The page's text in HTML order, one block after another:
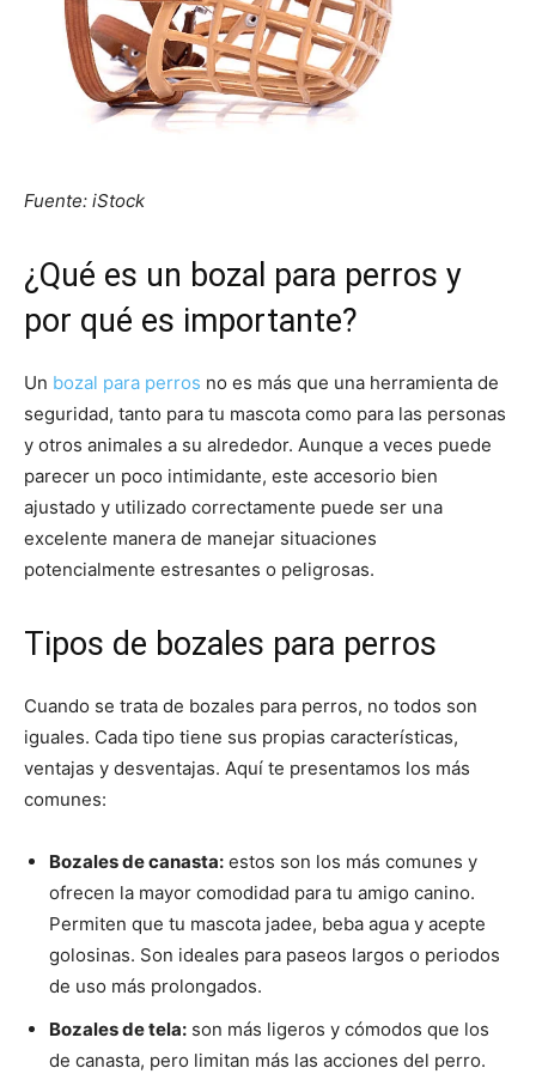
Fotos
Fuente: iStock
¿Qué es un bozal para perros y
por qué es importante?
Un bozal para perros no es más que una herramienta de
seguridad, tanto para tu mascota como para las personas
y otros animales a su alrededor. Aunque a veces puede
parecer un poco intimidante, este accesorio bien
ajustado y utilizado correctamente puede ser una
excelente manera de manejar situaciones
potencialmente estresantes o peligrosas.
Tipos de bozales para perros
Cuando se trata de bozales para perros, no todos son
iguales. Cada tipo tiene sus propias características,
ventajas y desventajas. Aquí te presentamos los más
comunes:
Bozales de canasta: estos son los más comunes y
ofrecen la mayor comodidad para tu amigo canino.
Permiten que tu mascota jadee, beba agua y acepte
golosinas. Son ideales para paseos largos o periodos
de uso más prolongados.
Bozales de tela: son más ligeros y cómodos que los
de canasta, pero limitan más las acciones del perro.